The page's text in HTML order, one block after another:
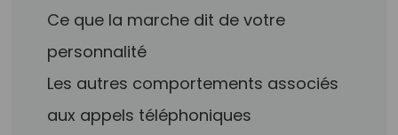
Ce que la marche dit de votre
personnalité
Les autres comportements associés
aux appels téléphoniques